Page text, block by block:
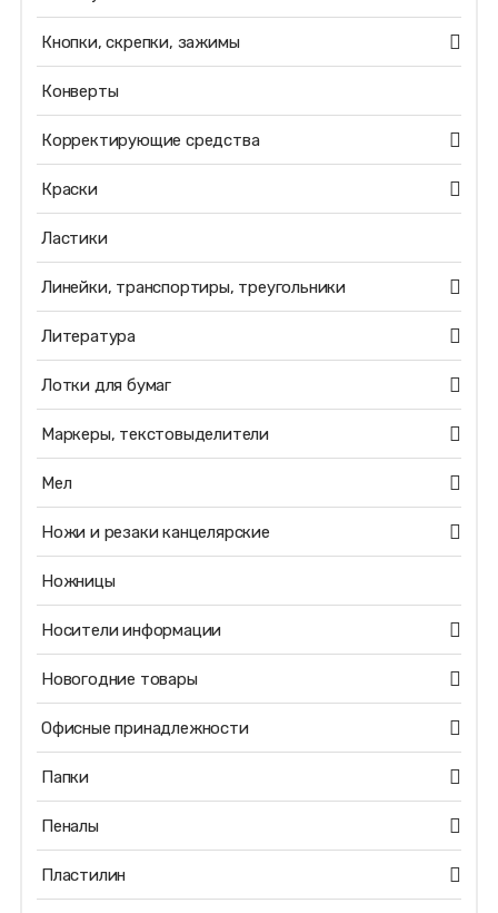
Кнопки, скрепки, зажимы
Конверты
Корректирующие средства
Краски
Ластики
Линейки, транспортиры, треугольники
Литература
Лотки для бумаг
Маркеры, текстовыделители
Мел
Ножи и резаки канцелярские
Ножницы
Носители информации
Новогодние товары
Офисные принадлежности
Папки
Пеналы
Пластилин